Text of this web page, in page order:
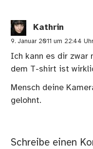
Kathrin
9. Januar 2011 um 22:44
Ich kann es dir zwar
dem T-shirt ist
Mensch deine
gelohnt.
Schreibe einen